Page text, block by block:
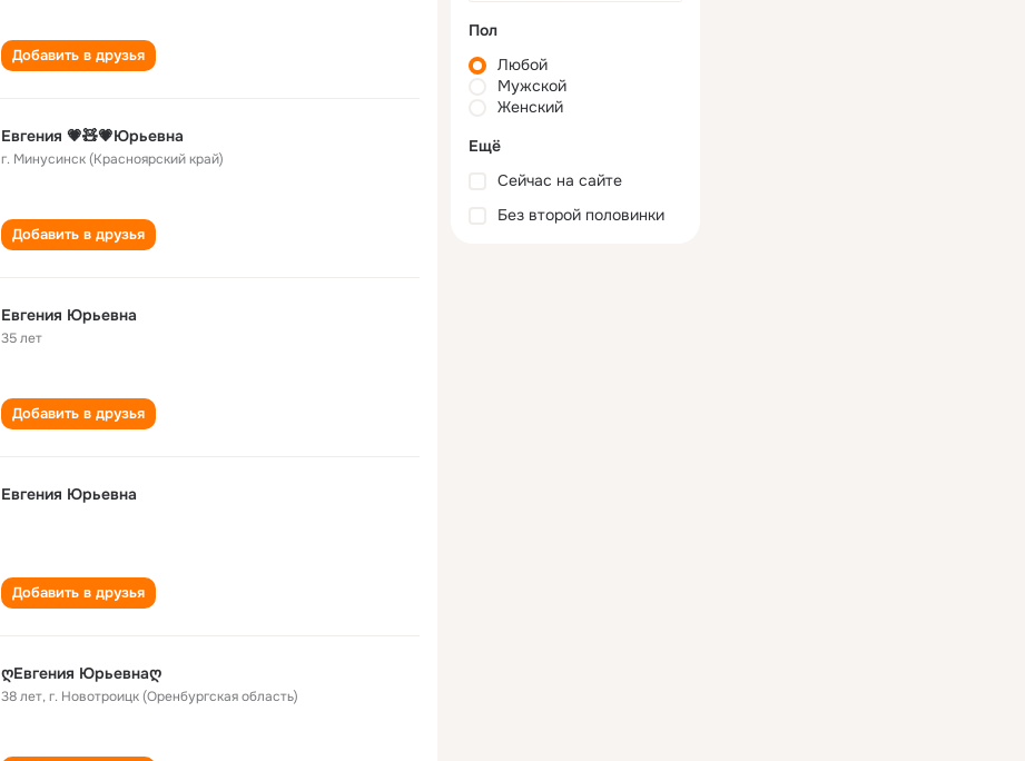
Добавить в друзья
Евгения 💗🧸💗Юрьевна
г. Минусинск (Красноярский край)
Добавить в друзья
Евгения Юрьевна
35 лет
Добавить в друзья
Евгения Юрьевна
Добавить в друзья
ღЕвгения Юрьевнаღ
38 лет,г. Новотроицк (Оренбургская область)
Пол
Любой
Мужской
Женский
Ещё
Сейчас на сайте
Без второй половинки